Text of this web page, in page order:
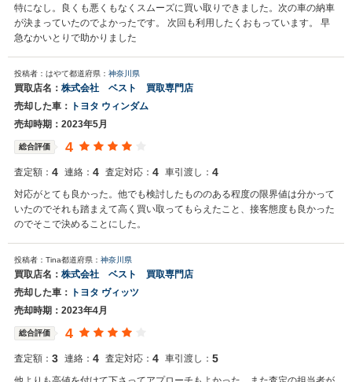
特になし。良くも悪くもなくスムーズに買い取りできました。次の車の納車
が決まっていたのでよかったです。 次回も利用したくおもっています。 早
急なかいとりで助かりました
投稿者：はやて都道府県： 神奈川県
買取店名： 株式会社 ベスト 買取専門店
売却した車：
トヨタ ウィンダム
売却時期：2023年5月
総合評価 4
査定額： 4 連絡： 4 査定対応： 4 車引渡し： 4
対応がとても良かった。他でも検討したもののある程度の限界値は分かって
いたのでそれも踏まえて高く買い取ってもらえたこと、接客態度も良かった
のでそこで決めることにした。
投稿者：Tina都道府県： 神奈川県
買取店名： 株式会社 ベスト 買取専門店
売却した車：
トヨタ ヴィッツ
売却時期：2023年4月
総合評価 4
査定額： 3 連絡： 4 査定対応： 4 車引渡し： 5